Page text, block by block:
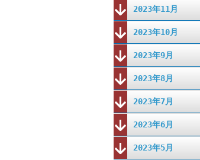
2023年11月
2023年10月
2023年9月
2023年8月
2023年7月
2023年6月
2023年5月